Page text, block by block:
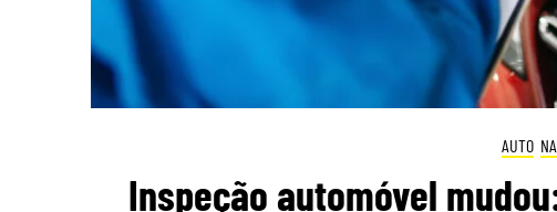
AUTO
Inspeção automóvel